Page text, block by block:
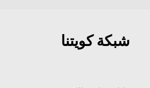
شبكة كويتنا